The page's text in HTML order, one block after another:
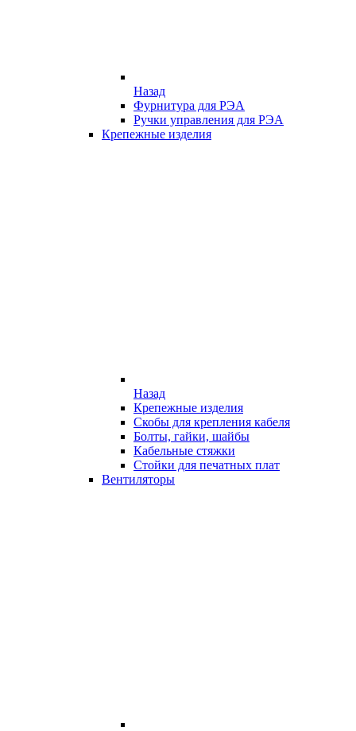
Назад
Фурнитура для РЭА
Ручки управления для РЭА
Крепежные изделия
Назад
Крепежные изделия
Скобы для крепления кабеля
Болты, гайки, шайбы
Кабельные стяжки
Стойки для печатных плат
Вентиляторы